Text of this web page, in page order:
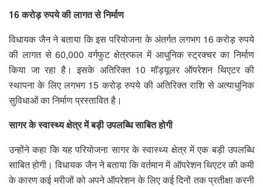
16 करोड़ रुपये की लागत से निर्माण
विधायक जैन ने बताया कि इस परियोजना के अंतर्गत लगभग 16 करोड़ रुपये
की लागत से 60,000 वर्गफुट क्षेत्रफल में आधुनिक स्ट्रक्चर का निर्माण
किया जा रहा है। इसके अतिरिक्त 10 मॉड्यूलर ऑपरेशन थिएटर की
स्थापना के लिए लगभग 15 करोड़ रुपये की अतिरिक्त राशि से अत्याधुनिक
सुविधाओं का निर्माण प्रस्तावित है।
सागर के स्वास्थ्य क्षेत्र में बड़ी उपलब्धि साबित होगी
उन्होंने कहा कि यह परियोजना सागर के स्वास्थ्य क्षेत्र में एक बड़ी उपलब्धि
साबित होगी। विधायक जैन ने बताया कि वर्तमान में ऑपरेशन थिएटर की कमी
के कारण कई मरीजों को अपने ऑपरेशन के लिए कई दिनों तक प्रतीक्षा करनी